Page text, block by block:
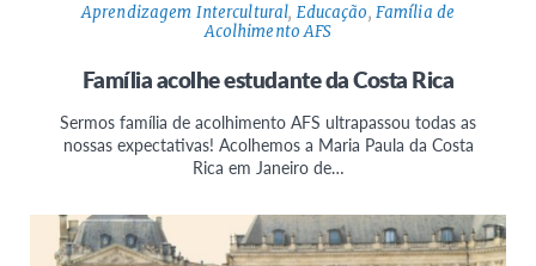
Aprendizagem Intercultural, Educação, Família de
Acolhimento AFS
Família acolhe estudante da Costa Rica
Sermos família de acolhimento AFS ultrapassou todas as
nossas expectativas! Acolhemos a Maria Paula da Costa
Rica em Janeiro de…